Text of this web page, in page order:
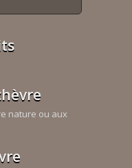
nature ou aux